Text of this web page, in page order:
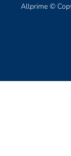
Allprime ©